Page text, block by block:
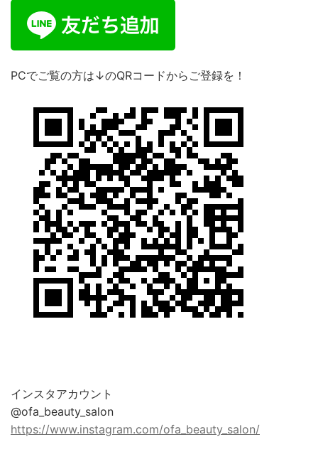
PCでご覧の方は↓のQRコードからご登録を！
インスタアカウント
@ofa_beauty_salon
https://www.instagram.com/ofa_beauty_salon/